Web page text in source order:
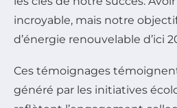
incroyable, mais notre
d’énergie renouvelable d’ici
Ces témoignages
généré par les initiatives